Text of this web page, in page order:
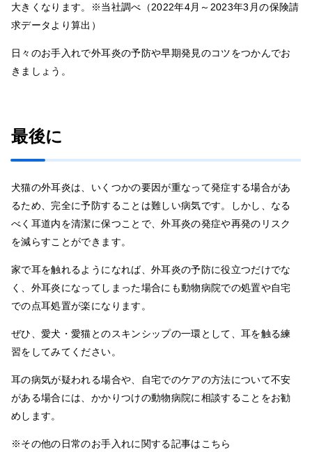
大きくなります。※当社調べ（2022年4月～2023年3月の保険請
求データより算出）
日々のお手入れで外耳炎の予防や早期発見のコツをつかんでお
きましょう。
最後に
犬猫の外耳炎は、いくつかの要因が重なって発症する場合があ
るため、完全に予防することは難しい病気です。しかし、なる
べく耳道内を清潔に保つことで、外耳炎の発症や再発のリスク
を減らすことができます。
家で耳を触れるようになれば、外耳炎の予防に役立つだけでな
く、外耳炎になってしまった場合にも動物病院での処置や自宅
での点耳処置が楽になります。
ぜひ、愛犬・愛猫とのスキンシップの一環として、耳を触る練
習をしてみてください。
耳の病気が疑われる場合や、自宅でのケアの方法について不安
がある場合には、かかりつけの動物病院に相談することをお勧
めします。
※その他の日常のお手入れに関する記事はこちら